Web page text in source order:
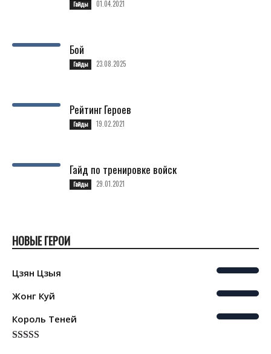
Гайды 01.04.2021
Бой
Гайды 23.08.2025
Рейтинг Героев
Гайды 19.02.2021
Гайд по тренировке войск
Гайды 29.01.2021
НОВЫЕ ГЕРОИ
Цзян Цзыя
Жонг Куй
Король Теней